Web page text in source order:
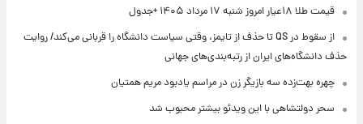
قیمت طلا ۱۸عیار امروز شنبه ۱۷ مرداد ۱۴۰۵ +جدول
از سقوط در QS تا حذف از تایمز، وقتی سیاست دانشگاه را قربانی می‌کند/ روایت
حذف دانشگاه‌های ایران از رتبه‌بندی‌های جهانی
چهره بهت‌زده سه بازیگر زن در مراسم یادبود مریم همتیان
سحر دولتشاهی با این ویدئو بیشتر محبوب شد